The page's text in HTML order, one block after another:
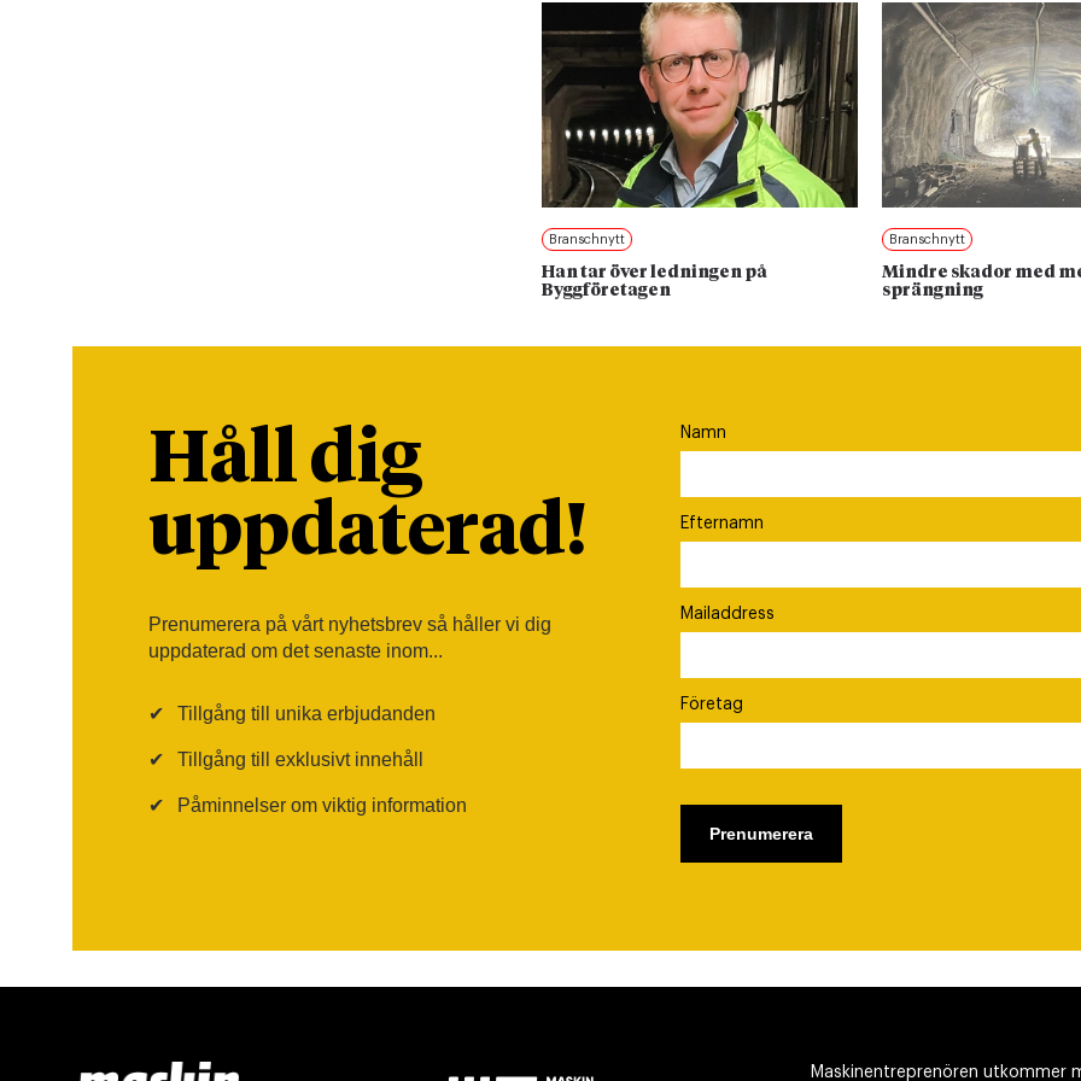
Branschnytt
Han tar över ledningen på
Byggföretagen
Branschnytt
Mindre skador med
sprängning
Håll dig
uppdaterad!
Prenumerera på vårt nyhetsbrev så håller vi dig
uppdaterad om det senaste inom...
✔ Tillgång till unika erbjudanden
✔ Tillgång till exklusivt innehåll
✔ Påminnelser om viktig information
Namn
Efternamn
Mailaddress
Företag
Maskinentreprenören utkommer